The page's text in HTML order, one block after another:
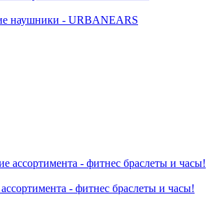
наушники - URBANEARS
- фитнес браслеты и часы!